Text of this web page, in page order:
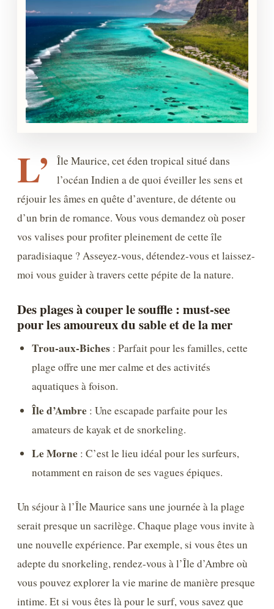
L’
Île Maurice, cet éden tropical situé dans
l’océan Indien a de quoi éveiller les sens et
réjouir les âmes en quête d’aventure, de détente ou
d’un brin de romance. Vous vous demandez où poser
vos valises pour profiter pleinement de cette île
paradisiaque ? Asseyez-vous, détendez-vous et laissez-
moi vous guider à travers cette pépite de la nature.
Des plages à couper le souffle : must-see
pour les amoureux du sable et de la mer
Trou-aux-Biches : Parfait pour les familles, cette
plage offre une mer calme et des activités
aquatiques à foison.
Île d’Ambre : Une escapade parfaite pour les
amateurs de kayak et de snorkeling.
Le Morne : C’est le lieu idéal pour les surfeurs,
notamment en raison de ses vagues épiques.
Un séjour à l’Île Maurice sans une journée à la plage
serait presque un sacrilège. Chaque plage vous invite à
une nouvelle expérience. Par exemple, si vous êtes un
adepte du snorkeling, rendez-vous à l’Île d’Ambre où
vous pouvez explorer la vie marine de manière presque
intime. Et si vous êtes là pour le surf, vous savez que